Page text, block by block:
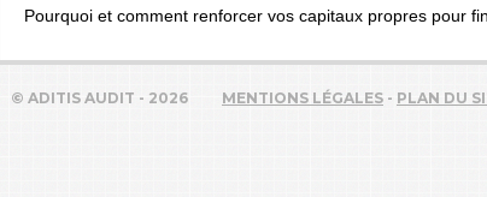
Pourquoi et comment renforcer vos capitaux propres pour
© ADITIS AUDIT - 2026 MENTIONS LÉGALES - PLAN DU